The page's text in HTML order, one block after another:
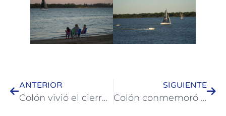
ANTERIOR
Colón vivió el cierre y la premiación de los Tradicionales Corsos Colonenses 2026
SIGUIENTE
Colón conmemoró el 153° aniversario del natalicio del Dr. Herminio Juan Quirós